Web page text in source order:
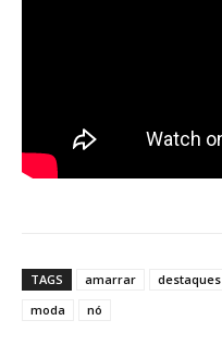
TAGS amarrar destaques
moda
nó